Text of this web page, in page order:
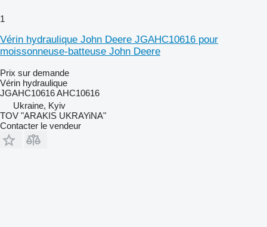
1
Vérin hydraulique John Deere JGAHC10616 pour
moissonneuse-batteuse John Deere
Prix sur demande
Vérin hydraulique
JGAHC10616 AHC10616
Ukraine, Kyiv
TOV "ARAKIS UKRAYiNA"
Contacter le vendeur